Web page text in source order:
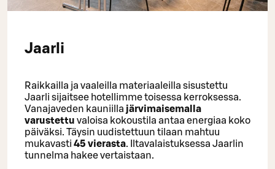
Jaarli
Raikkailla ja vaaleilla materiaaleilla sisustettu
Jaarli sijaitsee hotellimme toisessa kerroksessa.
Vanajaveden kauniilla järvimaisemalla
varustettu valoisa kokoustila antaa energiaa koko
päiväksi. Täysin uudistettuun tilaan mahtuu
mukavasti 45 vierasta. Iltavalaistuksessa Jaarlin
tunnelma hakee vertaistaan.